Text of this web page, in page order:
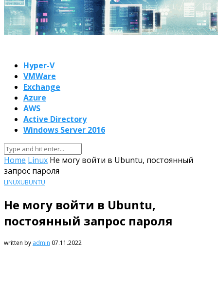
Hyper-V
VMWare
Exchange
Azure
AWS
Active Directory
Windows Server 2016
Home Linux Не могу войти в Ubuntu, постоянный
запрос пароля
LINUXUBUNTU
Не могу войти в Ubuntu,
постоянный запрос пароля
written by admin 07.11.2022